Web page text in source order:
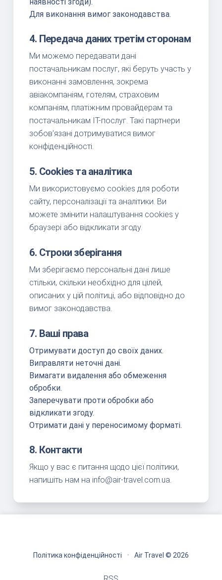
Для виконання вимог законодавства.
4. Передача даних третім сторонам
Ми можемо передавати дані
постачальникам послуг, які беруть участь у
виконанні замовлення, зокрема
авіакомпаніям, готелям, страховим
компаніям, платіжним провайдерам та
постачальникам IT-послуг. Такі партнери
зобов’язані дотримуватися вимог
конфіденційності.
5. Cookies та аналітика
Ми використовуємо cookies для роботи
сайту, персоналізації та аналітики. Ви
можете змінити налаштування cookies у
браузері або відкликати згоду.
6. Строки зберігання
Ми зберігаємо персональні дані лише
стільки, скільки необхідно для цілей,
описаних у цій політиці, або відповідно до
вимог законодавства.
7. Ваші права
Отримувати доступ до своїх даних.
Виправляти неточні дані.
Вимагати видалення або обмеження
обробки.
Заперечувати проти обробки або
відкликати згоду.
Отримати дані у переносимому форматі.
8. Контакти
Якщо у вас є питання щодо цієї політики,
напишіть нам на info@air-travel.com.ua.
Політика конфіденційності · Air Travel © 2026